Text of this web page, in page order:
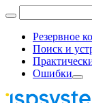
Резервное
Поиск и
Ошибки